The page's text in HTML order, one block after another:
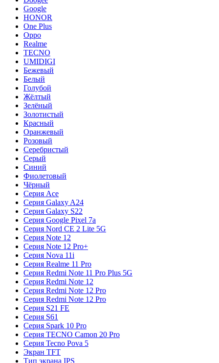
Google
HONOR
One Plus
Oppo
Realme
TECNO
UMIDIGI
Бежевый
Белый
Голубой
Жёлтый
Зелёный
Золотистый
Красный
Оранжевый
Розовый
Серебристый
Серый
Синий
Фиолетовый
Чёрный
Серия Ace
Серия Galaxy A24
Серия Galaxy S22
Серия Google Pixel 7a
Серия Nord CE 2 Lite 5G
Серия Note 12
Серия Note 12 Pro+
Серия Nova 11i
Серия Realme 11 Pro
Серия Redmi Note 11 Pro Plus 5G
Серия Redmi Note 12
Серия Redmi Note 12 Pro
Серия Redmi Note 12 Pro
Серия S21 FE
Серия S61
Серия Spark 10 Pro
Серия TECNO Camon 20 Pro
Серия Tecno Pova 5
Экран TFT
Тип экрана IPS